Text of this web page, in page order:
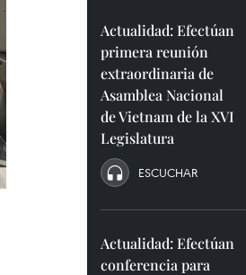
Actualidad: Efectúan
primera reunión
extraordinaria de
Asamblea Nacional
de Vietnam de la XVI
Legislatura
ESCUCHAR
Actualidad: Efectúan
conferencia para